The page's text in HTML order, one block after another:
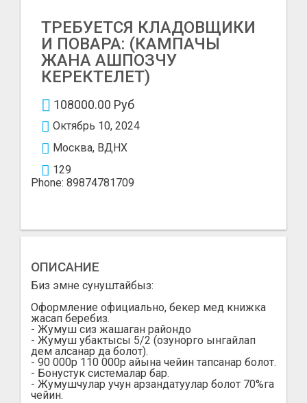
ТРЕБУЕТСЯ КЛАДОВЩИКИ
И ПОВАРА: (КАМПАЧЫ
ЖАНА АШПОЗЧУ
КЕРЕКТЕЛЕТ)
108000.00 Руб
Октябрь 10, 2024
Москва, ВДНХ
129
Phone: 89874781709
ОПИСАНИЕ
Биз эмне сунуштайбыз:
Оформление официально, бекер мед книжка
жасап беребиз.
- Жумуш сиз жашаган райондо
- Жумуш убактысы 5/2 (озунорго ынгайлап
дем алсанар да болот).
- 90 000р 110 000р айына чейин тапсанар болот.
- Бонустук системалар бар.
- Жумушчулар учун арзандатуулар болот 70%га
чейин.